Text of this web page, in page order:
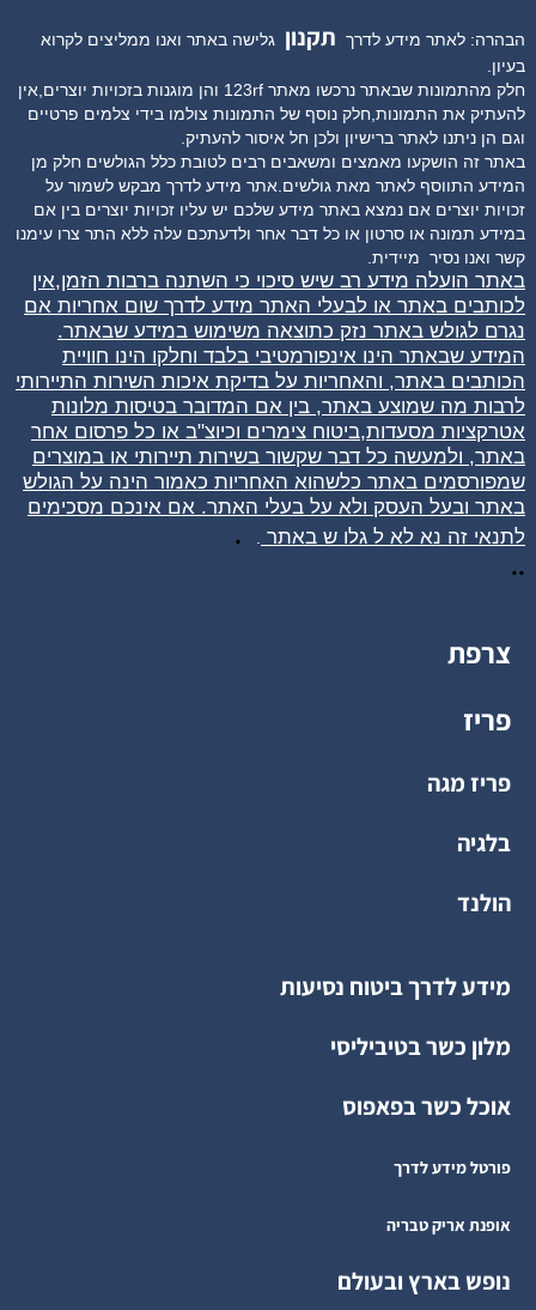
הבהרה: לאתר מידע לדרך תקנון גלישה באתר ואנו ממליצים לקרוא
בעיון.
חלק מהתמונות שבאתר נרכשו מאתר 123rf והן מוגנות בזכויות יוצרים,אין
להעתיק את התמונות,חלק נוסף של התמונות צולמו בידי צלמים פרטיים
וגם הן ניתנו לאתר ברישיון ולכן חל איסור להעתיק.
באתר זה הושקעו מאמצים ומשאבים רבים לטובת כלל הגולשים חלק מן
המידע התווסף לאתר מאת גולשים.אתר מידע לדרך מבקש לשמור על
זכויות יוצרים אם נמצא באתר מידע שלכם יש עליו זכויות יוצרים בין אם
במידע תמונה או סרטון או כל דבר אחר ולדעתכם עלה ללא התר צרו עימנו
קשר ואנו נסיר מיידית.
באתר הועלה מידע רב שיש סיכוי כי השתנה ברבות הזמן,אין
לכותבים באתר או לבעלי האתר מידע לדרך שום אחריות אם
נגרם לגולש באתר נזק כתוצאה משימוש במידע שבאתר.
המידע שבאתר הינו אינפורמטיבי בלבד וחלקו הינו חוויית
הכותבים באתר, והאחריות על בדיקת איכות השירות התיירותי
לרבות מה שמוצע באתר, בין אם המדובר בטיסות מלונות
אטרקציות מסעדות,ביטוח צימרים וכיוצ"ב או כל פרסום אחר
באתר, ולמעשה כל דבר שקשור בשירות תיירותי או במוצרים
שמפורסמים באתר כלשהוא האחריות כאמור הינה על הגולש
באתר ובעל העסק ולא על בעלי האתר. אם אינכם מסכימים
לתנאי זה נא לא ל גלו ש באתר
.
..
צרפת
פריז
פריז מגה
בלגיה
הולנד
מידע לדרך ביטוח נסיעות
מלון כשר בטיביליסי
אוכל כשר בפאפוס
פורטל מידע לדרך
אופנת אריק טבריה
נופש בארץ ובעולם